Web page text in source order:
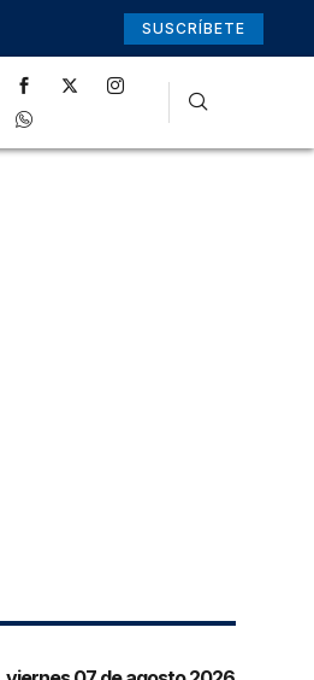
SUSCRÍBETE